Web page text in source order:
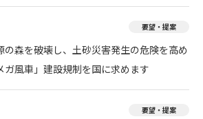
要望・提案
の森を破壊し、土砂災害発生の危険を高め
ガ風車」建設規制を国に求めます
要望・提案